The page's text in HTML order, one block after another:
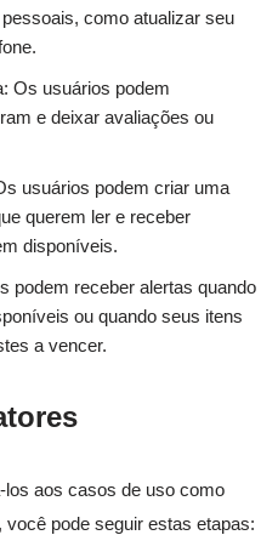
como atualizar seu
Os usuários podem
e deixar avaliações ou
usuários podem criar uma
querem ler e receber
disponíveis.
podem receber alertas quando
ou quando seus itens
a vencer.
los aos casos de uso como
pode seguir estas etapas: